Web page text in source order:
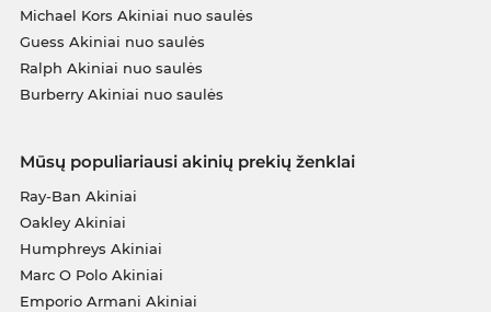
Michael Kors Akiniai nuo saulės
Guess Akiniai nuo saulės
Ralph Akiniai nuo saulės
Burberry Akiniai nuo saulės
Mūsų populiariausi akinių prekių ženklai
Ray-Ban Akiniai
Oakley Akiniai
Humphreys Akiniai
Marc O Polo Akiniai
Emporio Armani Akiniai